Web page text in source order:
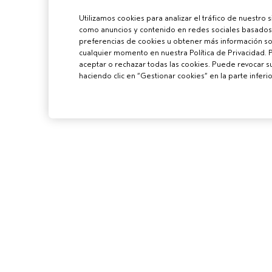
Utilizamos cookies para analizar el tráfico de
como anuncios y contenido en redes sociales
preferencias de cookies u obtener más información
cualquier momento en nuestra Política de Privacidad.
aceptar o rechazar todas las cookies. Puede revocar
haciendo clic en “Gestionar cookies” en la parte